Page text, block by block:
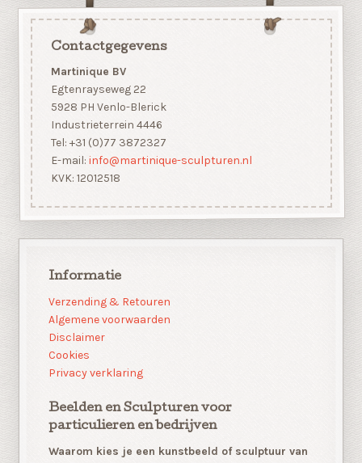
Contactgegevens
Martinique BV
Egtenrayseweg 22
5928 PH Venlo-Blerick
Industrieterrein 4446
Tel: +31 (0)77 3872327
E-mail: info@martinique-sculpturen.nl
KVK: 12012518
Informatie
Verzending & Retouren
Algemene voorwaarden
Disclaimer
Cookies
Privacy verklaring
Beelden en Sculpturen voor
particulieren en bedrijven
Waarom kies je een kunstbeeld of sculptuur van